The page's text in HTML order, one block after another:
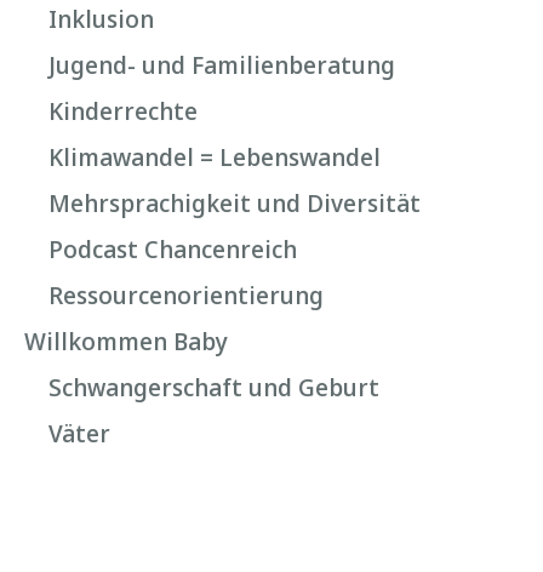
Inklusion
Jugend- und Familienberatung
Kinderrechte
Klimawandel = Lebenswandel
Mehrsprachigkeit und Diversität
Podcast Chancenreich
Ressourcenorientierung
Willkommen Baby
Schwangerschaft und Geburt
Väter